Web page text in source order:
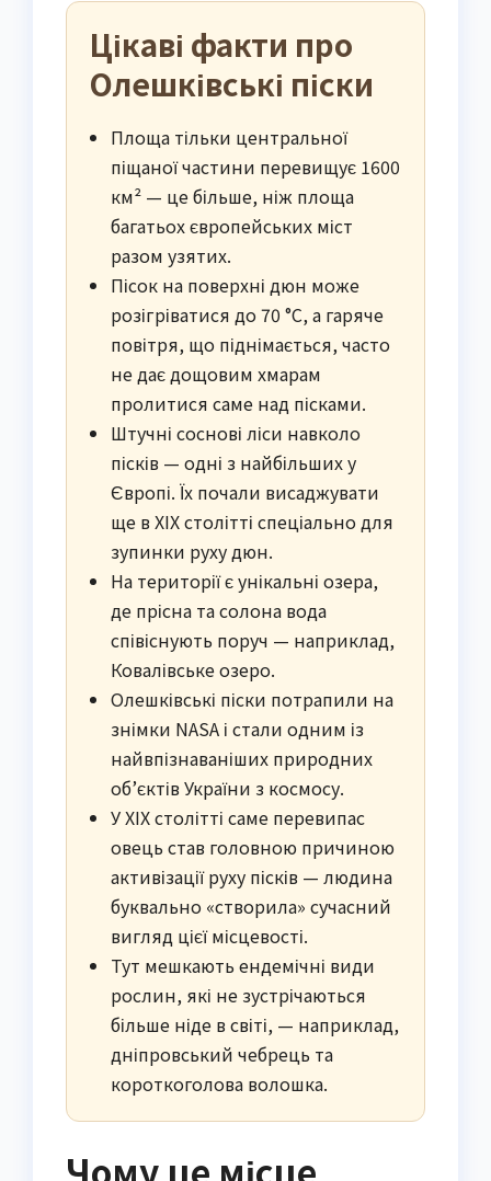
Цікаві факти про
Олешківські піски
Площа тільки центральної
піщаної частини перевищує 1600
км² — це більше, ніж площа
багатьох європейських міст
разом узятих.
Пісок на поверхні дюн може
розігріватися до 70 °C, а гаряче
повітря, що піднімається, часто
не дає дощовим хмарам
пролитися саме над пісками.
Штучні соснові ліси навколо
пісків — одні з найбільших у
Європі. Їх почали висаджувати
ще в XIX столітті спеціально для
зупинки руху дюн.
На території є унікальні озера,
де прісна та солона вода
співіснують поруч — наприклад,
Ковалівське озеро.
Олешківські піски потрапили на
знімки NASA і стали одним із
найвпізнаваніших природних
об’єктів України з космосу.
У XIX столітті саме перевипас
овець став головною причиною
активізації руху пісків — людина
буквально «створила» сучасний
вигляд цієї місцевості.
Тут мешкають ендемічні види
рослин, які не зустрічаються
більше ніде в світі, — наприклад,
дніпровський чебрець та
короткоголова волошка.